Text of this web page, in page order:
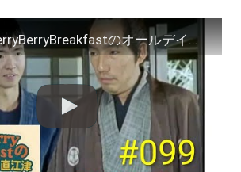
第99回！「BerryBerryBreakfastのオールデイズ直江津Radio」ヨーグルト田中とDJシューカイ